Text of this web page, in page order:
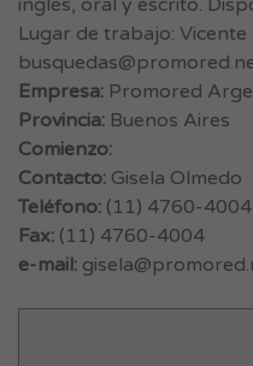
inglés, oral y escrito.
Lugar de trabajo: Vicente
Empresa: Promored
Provincia: Buenos Aires
Comienzo:
Contacto: Gisela Olmedo
Teléfono: (11) 4760-4004
Fax: (11) 4760-4004
e-mail: